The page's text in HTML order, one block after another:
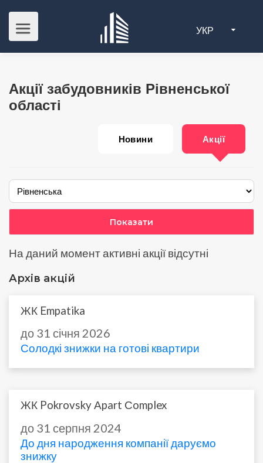
УКР
Акції забудовників Рiвненської
області
Новини Акції
На даний момент активні акції відсутні
Архів акцій
ЖК Empatika
до 31 січня 2026
Солодкі знижки на готові квартири
ЖК Pokrovsky Аpart Сomplex
до 31 серпня 2024
До дня народження компанії даруємо
знижку